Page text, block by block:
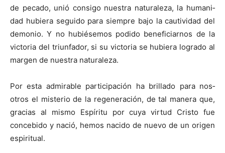
de pecado, unió consigo nuestra naturaleza, la humani­
dad hubiera seguido para siempre bajo la cautividad del
demonio. Y no hubiésemos podido beneficiarnos de la
victoria del triunfador, si su victoria se hubiera logrado al
margen de nuestra naturaleza.
Por esta admirable participación ha brillado para nos­
otros el misterio de la regeneración, de tal manera que,
gracias al mismo Espíritu por cuya virtud Cristo fue
concebido y nació, hemos nacido de nuevo de un origen
espiritual.